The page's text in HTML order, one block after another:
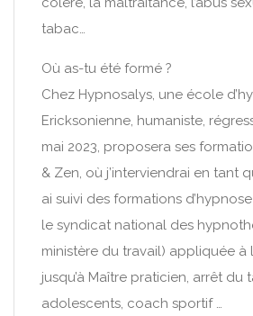
tabac…
Où as-tu été formé ?
Chez Hypnosalys, une école
Ericksonienne, humaniste,
mai 2023, proposera ses
& Zen, où j’interviendrai en tant
ai suivi des formations
le syndicat national des
ministère du travail) appliquée à
jusqu’à Maître praticien, arrêt du
adolescents, coach sportif …